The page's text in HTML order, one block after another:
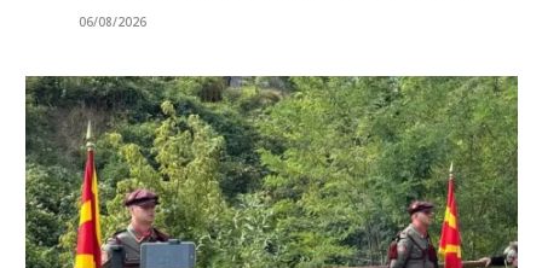
06/08/2026